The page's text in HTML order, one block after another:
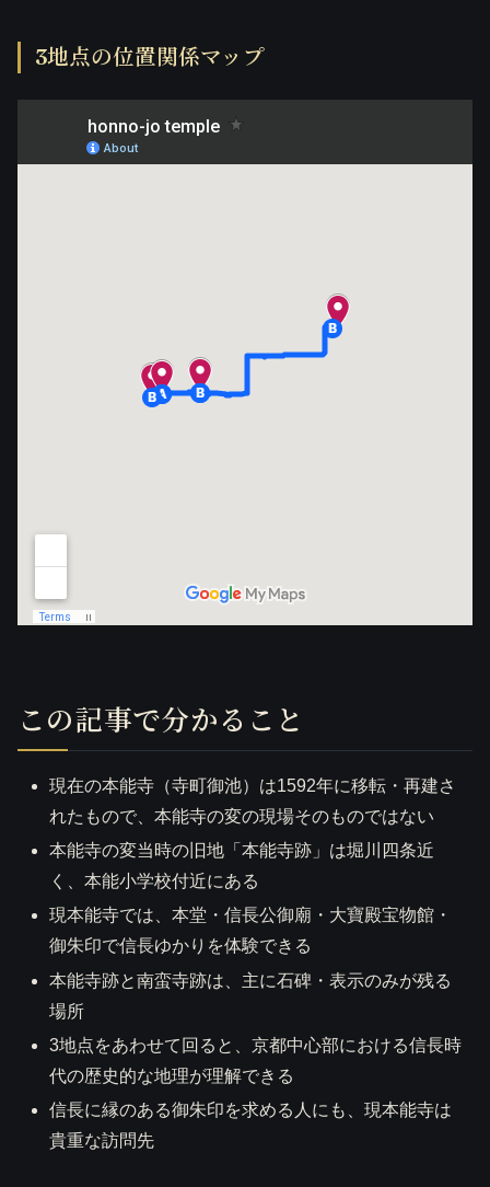
3地点の位置関係マップ
この記事で分かること
現在の本能寺（寺町御池）は1592年に移転・再建さ
れたもので、本能寺の変の現場そのものではない
本能寺の変当時の旧地「本能寺跡」は堀川四条近
く、本能小学校付近にある
現本能寺では、本堂・信長公御廟・大寶殿宝物館・
御朱印で信長ゆかりを体験できる
本能寺跡と南蛮寺跡は、主に石碑・表示のみが残る
場所
3地点をあわせて回ると、京都中心部における信長時
代の歴史的な地理が理解できる
信長に縁のある御朱印を求める人にも、現本能寺は
貴重な訪問先